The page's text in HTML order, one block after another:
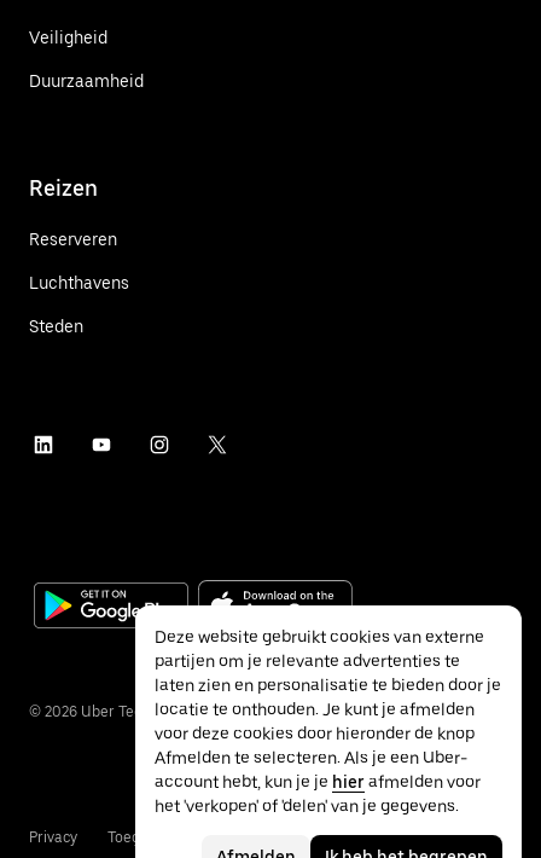
Veiligheid
Duurzaamheid
Reizen
Reserveren
Luchthavens
Steden
© 2026 Uber Technologies Inc.
Privacy Toegankelijkheid Voorwaarden
Deze website gebruikt cookies van externe
partijen om je relevante advertenties te
laten zien en personalisatie te bieden door je
locatie te onthouden. Je kunt je afmelden
voor deze cookies door hieronder de knop
Afmelden te selecteren. Als je een Uber-
account hebt, kun je je hierafmelden voor
het 'verkopen' of 'delen' van je gegevens.